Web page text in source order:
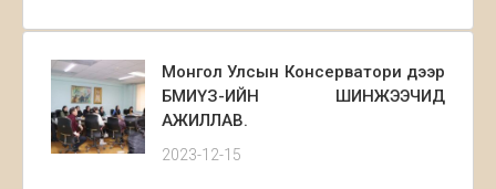
жилийн ойн цуврал үйл
өндөрлөлөө.
Монгол Улсын Консерватори дээр
БМИҮЗ-ИЙН ШИНЖЭЭЧИД
АЖИЛЛАВ.
2023-12-15